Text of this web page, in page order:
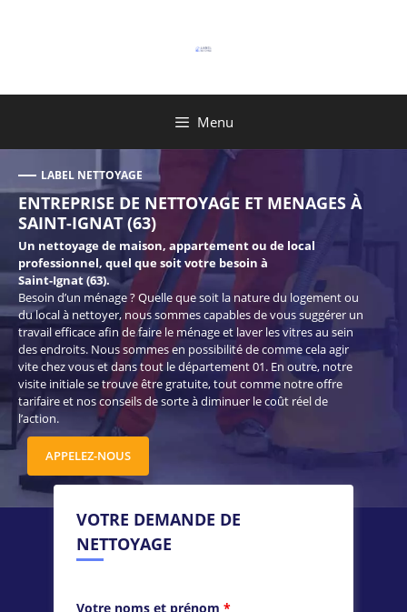
Menu
LABEL NETTOYAGE
ENTREPRISE DE NETTOYAGE ET MENAGES À
SAINT-IGNAT (63)
Un nettoyage de maison, appartement ou de local
professionnel, quel que soit votre besoin à
Saint-Ignat (63).
Besoin d’un ménage ? Quelle que soit la nature du logement ou
du local à nettoyer, nous sommes capables de vous suggérer un
travail efficace afin de faire le ménage et laver les vitres au sein
des endroits. Nous sommes en possibilité de comme cela agir
vite chez vous et dans tout le département 01. En outre, notre
visite initiale se trouve être gratuite, tout comme notre offre
tarifaire et nos conseils de sorte à diminuer le coût réel de
l’action.
APPELEZ-NOUS
VOTRE DEMANDE DE
NETTOYAGE
Votre noms et prénom *